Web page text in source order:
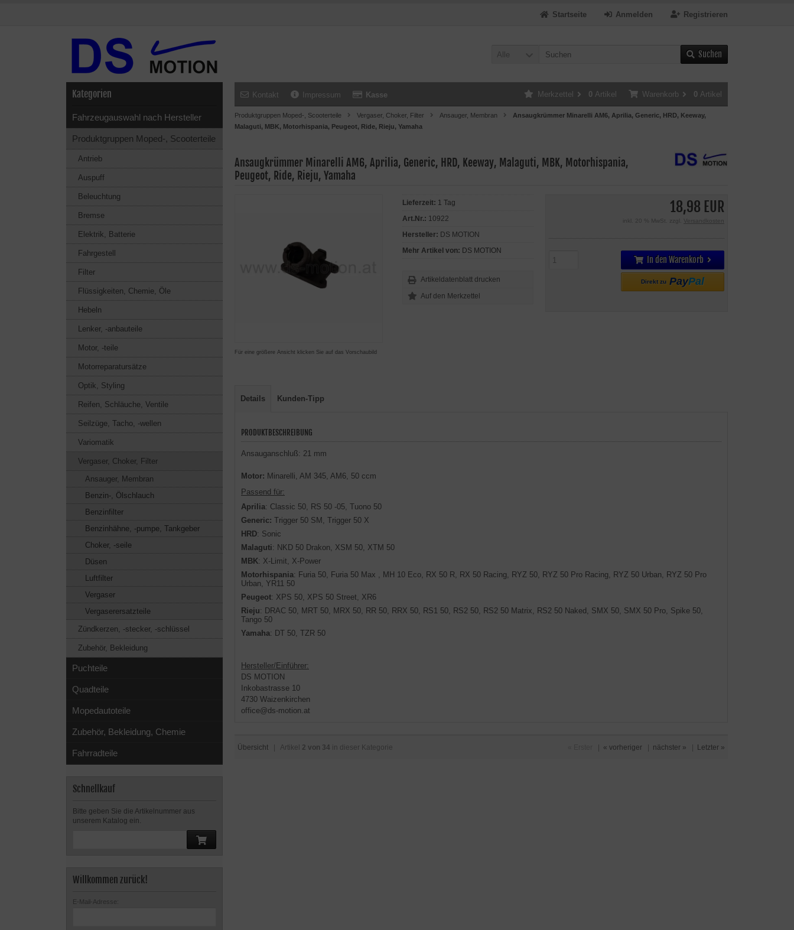
Registrieren
Anmelden
Startseite
Alle Suchen
Kontakt Impressum Kasse Warenkorb 0 Artikel
Merkzettel 0 Artikel
Produktgruppen Moped-, Scooterteile Vergaser, Choker, Filter Ansauger, Membran
Ansaugkrümmer Minarelli AM6, Aprilia, Generic, HRD, Keeway,
Malaguti, MBK, Motorhispania, Peugeot, Ride, Rieju, Yamaha
Ansaugkrümmer Minarelli AM6, Aprilia, Generic, HRD, Keeway, Malaguti, MBK, Motorhispania,
Peugeot, Ride, Rieju, Yamaha
Für eine größere Ansicht klicken Sie auf das Vorschaubild
18,98 EUR
inkl. 20 % MwSt. zzgl. Versandkosten
In den Warenkorb
Direkt zu PayPal
Lieferzeit: 1 Tag
Art.Nr.: 10922
Hersteller: DS MOTION
Mehr Artikel von: DS MOTION
Artikeldatenblatt drucken
Details Kunden-Tipp
PRODUKTBESCHREIBUNG
Ansauganschluß: 21 mm
Motor: Minarelli, AM 345, AM6, 50 ccm
Passend für:
Aprilia: Classic 50, RS 50 -05, Tuono 50
Generic: Trigger 50 SM, Trigger 50 X
HRD: Sonic
Malaguti: NKD 50 Drakon, XSM 50, XTM 50
MBK: X-Limit, X-Power
Motorhispania: Furia 50, Furia 50 Max , MH 10 Eco, RX 50 R, RX 50 Racing, RYZ 50, RYZ 50 Pro Racing, RYZ 50 Urban, RYZ 50 Pro
Urban, YR11 50
Peugeot: XPS 50, XPS 50 Street, XR6
Rieju: DRAC 50, MRT 50, MRX 50, RR 50, RRX 50, RS1 50, RS2 50, RS2 50 Matrix, RS2 50 Naked, SMX 50, SMX 50 Pro, Spike 50,
Tango 50
Yamaha: DT 50, TZR 50
Hersteller/Einführer:
DS MOTION
Inkobastrasse 10
4730 Waizenkirchen
office@ds-motion.at
Übersicht | Artikel 2 von 34 in dieser Kategorie | « vorheriger | nächster » | Letzter »
Kategorien
Fahrzeugauswahl nach Hersteller
Produktgruppen Moped-, Scooterteile
Antrieb
Auspuff
Beleuchtung
Bremse
Elektrik, Batterie
Fahrgestell
Filter
Flüssigkeiten, Chemie, Öle
Hebeln
Lenker, -anbauteile
Motor, -teile
Motorreparatursätze
Optik, Styling
Reifen, Schläuche, Ventile
Seilzüge, Tacho, -wellen
Variomatik
Vergaser, Choker, Filter
Ansauger, Membran
Benzin-, Ölschlauch
Benzinfilter
Benzinhähne, -pumpe, Tankgeber
Choker, -seile
Düsen
Luftfilter
Vergaser
Vergaserersatzteile
Zündkerzen, -stecker, -schlüssel
Zubehör, Bekleidung
Puchteile
Quadteile
Mopedautoteile
Zubehör, Bekleidung, Chemie
Fahrradteile
Schnellkauf
Bitte geben Sie die Artikelnummer aus
unserem Katalog ein.
Willkommen zurück!
E-Mail-Adresse: